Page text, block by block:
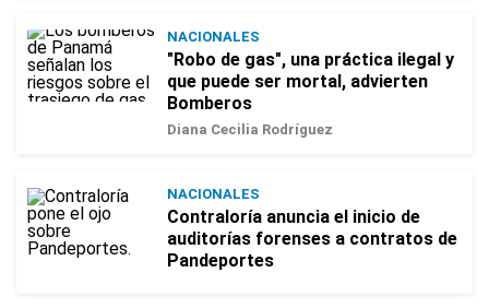
NACIONALES
"Robo de gas", una práctica ilegal y
que puede ser mortal, advierten
Bomberos
Diana Cecilia Rodríguez
NACIONALES
Contraloría anuncia el inicio de
auditorías forenses a contratos de
Pandeportes